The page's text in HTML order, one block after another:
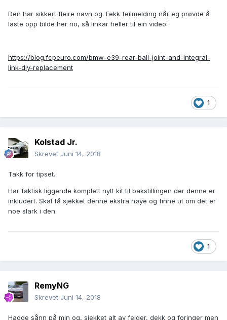
Den har sikkert fleire navn og. Fekk feilmelding når eg prøvde å
laste opp bilde her no, så linkar heller til ein video:
https://blog.fcpeuro.com/bmw-e39-rear-ball-joint-and-integral-
link-diy-replacement
1
Kolstad Jr.
Skrevet Juni 14, 2018
Takk for tipset.
Har faktisk liggende komplett nytt kit til bakstillingen der denne er
inkludert. Skal få sjekket denne ekstra nøye og finne ut om det er
noe slark i den.
1
RemyNG
Skrevet Juni 14, 2018
Hadde sånn på min og, sjekket alt av felger, dekk og foringer men